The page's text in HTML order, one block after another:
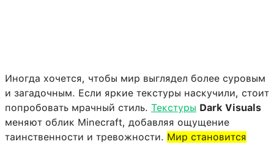
Иногда хочется, чтобы мир выглядел более суровым
и загадочным. Если яркие текстуры наскучили, стоит
попробовать мрачный стиль. Текстуры Dark Visuals
меняют облик Minecraft, добавляя ощущение
таинственности и тревожности. Мир становится